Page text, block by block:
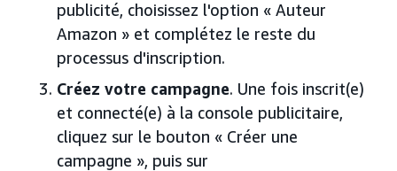
publicité, choisissez l'option « Auteur
Amazon » et complétez le reste du
processus d'inscription.
Créez votre campagne. Une fois inscrit(e)
et connecté(e) à la console publicitaire,
cliquez sur le bouton « Créer une
campagne », puis sur